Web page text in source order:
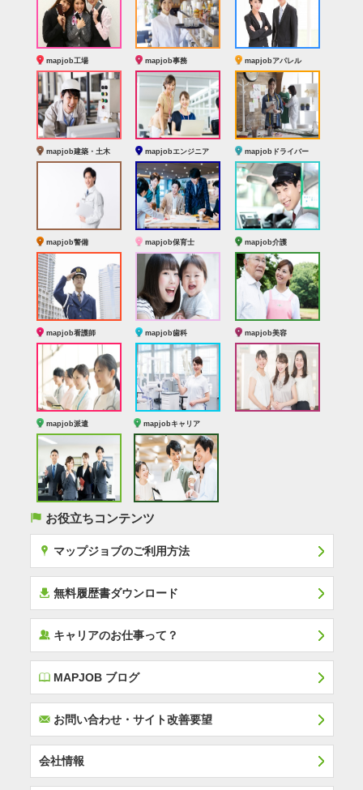
mapjob工場 mapjob事務 mapjobアパレル
mapjob建築・土木 mapjobエンジニア mapjobドライバー
mapjob警備 mapjob保育士 mapjob介護
mapjob看護師 mapjob歯科 mapjob美容
mapjob派遣 mapjobキャリア
( お役立ちコンテンツ
x マップジョブのご利用方法
í 無料履歴書ダウンロード
‰キャリアのお仕事って？
EMAPJOB ブログ
Fお問い合わせ・サイト改善要望
会社情報